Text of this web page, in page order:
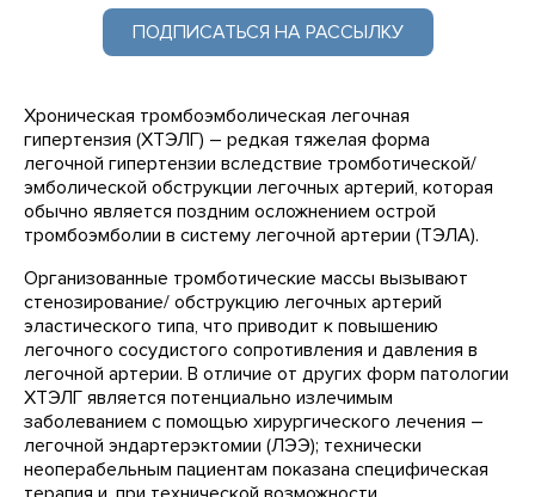
ПОДПИСАТЬСЯ НА РАССЫЛКУ
Хроническая тромбоэмболическая легочная
гипертензия (ХТЭЛГ) – редкая тяжелая форма
легочной гипертензии вследствие тромботической/
эмболической обструкции легочных артерий, которая
обычно является поздним осложнением острой
тромбоэмболии в систему легочной артерии (ТЭЛА).
Организованные тромботические массы вызывают
стенозирование/ обструкцию легочных артерий
эластического типа, что приводит к повышению
легочного сосудистого сопротивления и давления в
легочной артерии. В отличие от других форм патологии
ХТЭЛГ является потенциально излечимым
заболеванием с помощью хирургического лечения –
легочной эндартерэктомии (ЛЭЭ); технически
неоперабельным пациентам показана специфическая